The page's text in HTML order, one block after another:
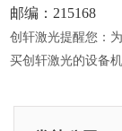
邮编：215168
创轩激光提醒您：
买创轩激光的设备